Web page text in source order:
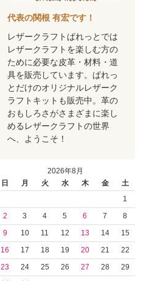
代表の関根 有宏です！
レザークラフトぱれっとでは
レザークラフトを楽しむ方の
ために必要な皮革・材料・道
具を販売しています。ぱれっ
とだけのオリジナルレザーク
ラフトキットも販売中。革の
おもしろさがさまざまに楽し
めるレザークラフトの世界
へ、ようこそ！
2026年8月
日
月 火 水 木 金
土
1
2
3 4 5 6 7
8
9
10 11 12 13 14
15
16
17 18 19 20 21
22
23
24 25 26 27 28
29